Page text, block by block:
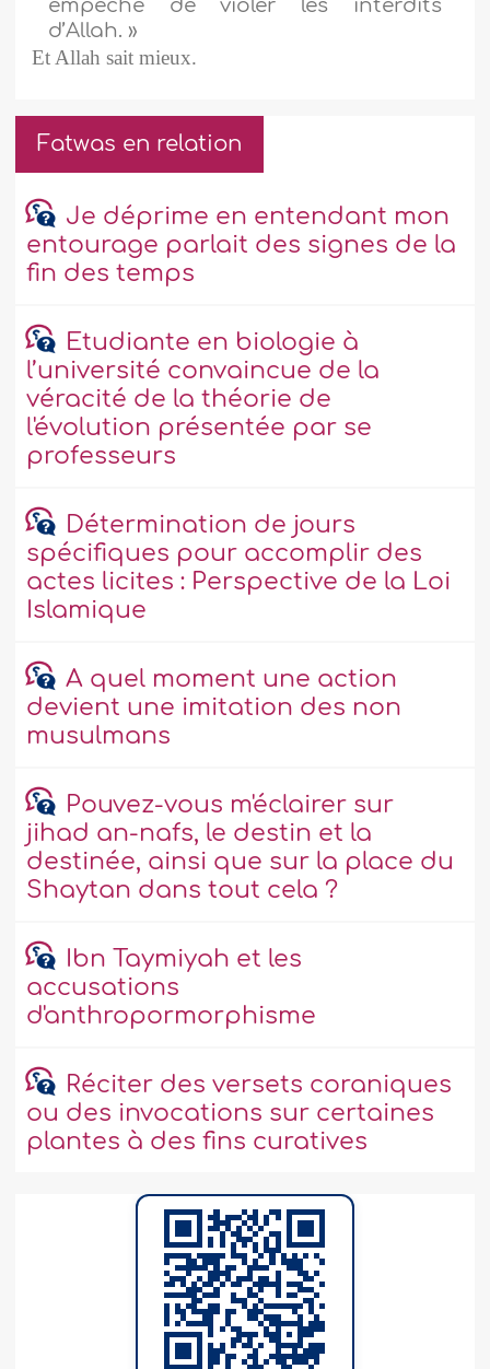
empêche de violer les interdits
d’Allah. »
Et Allah sait mieux.
Fatwas en relation
Je déprime en entendant mon
entourage parlait des signes de la
fin des temps
Etudiante en biologie à
l’université convaincue de la
véracité de la théorie de
l'évolution présentée par se
professeurs
Détermination de jours
spécifiques pour accomplir des
actes licites : Perspective de la Loi
Islamique
A quel moment une action
devient une imitation des non
musulmans
Pouvez-vous m'éclairer sur
jihad an-nafs, le destin et la
destinée, ainsi que sur la place du
Shaytan dans tout cela ?
Ibn Taymiyah et les
accusations
d'anthropormorphisme
Réciter des versets coraniques
ou des invocations sur certaines
plantes à des fins curatives